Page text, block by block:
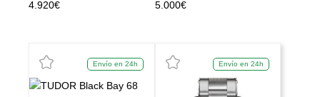
4.920€ 5.000€
Envío en 24h Envío en 24h